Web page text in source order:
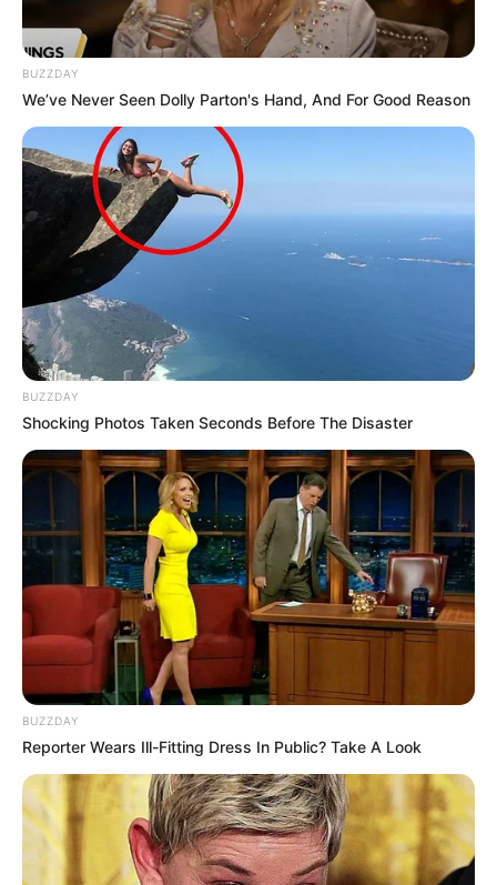
BUZZDAY
We’ve Never Seen Dolly Parton's Hand, And For Good Reason
BUZZDAY
Shocking Photos Taken Seconds Before The Disaster
BUZZDAY
Reporter Wears Ill-Fitting Dress In Public? Take A Look